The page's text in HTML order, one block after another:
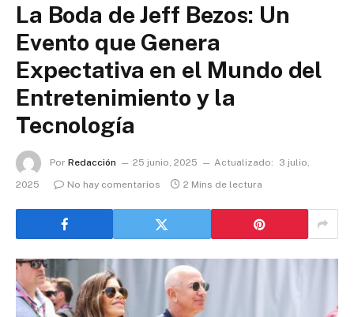
La Boda de Jeff Bezos: Un
Evento que Genera
Expectativa en el Mundo del
Entretenimiento y la
Tecnología
Por Redacción 25 junio, 2025 Actualizado:
3 julio,
2025
No hay comentarios 2 Mins de lectura